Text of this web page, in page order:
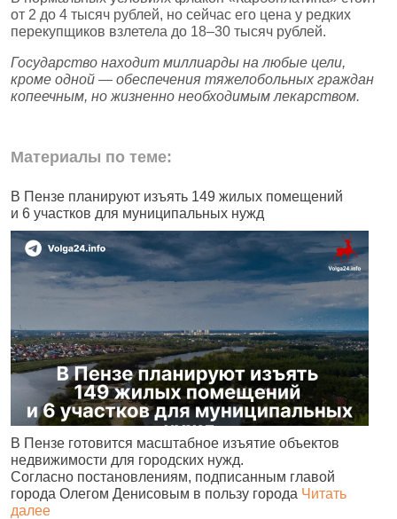
от 2 до 4 тысяч рублей, но сейчас его цена у редких
перекупщиков взлетела до 18–30 тысяч рублей.
Государство находит миллиарды на любые цели,
кроме одной — обеспечения тяжелобольных граждан
копеечным, но жизненно необходимым лекарством.
Материалы по теме:
В Пензе планируют изъять 149 жилых помещений
и 6 участков для муниципальных нужд
В Пензе готовится масштабное изъятие объектов
недвижимости для городских нужд.
Согласно постановлениям, подписанным главой
города Олегом Денисовым в пользу города Читать
далее